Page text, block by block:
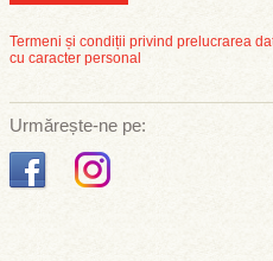
Termeni și condiții privind prelucrarea
cu caracter personal
Urmărește-ne pe: